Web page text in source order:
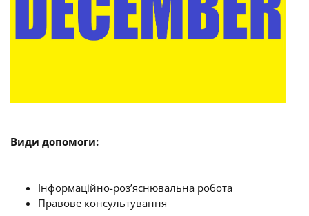
Види допомоги:
Інформаційно-роз’яснювальна робота
Правове консультування